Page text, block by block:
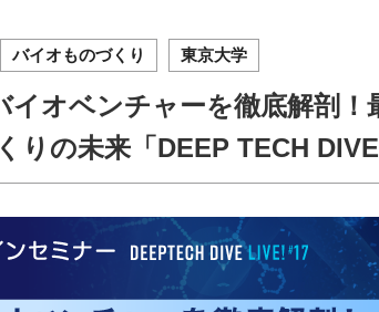
バイオものづくり 東京大学
イオベンチャーを徹底解剖！
りの未来「DEEP TECH DIVE